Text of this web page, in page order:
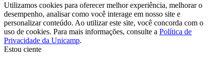
Utilizamos cookies para oferecer melhor experiência, melhorar o
desempenho, analisar como você interage em nosso site e
personalizar conteúdo. Ao utilizar este site, você concorda com o
uso de cookies. Para mais informações, consulte a Política de
Privacidade da Unicamp.
Estou ciente